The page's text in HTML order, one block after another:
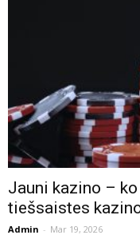
Jauni kazino –
tiešsaistes
Admin - Mar 19, 2026